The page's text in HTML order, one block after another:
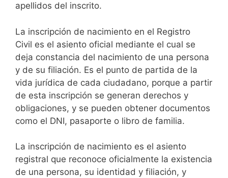
apellidos del inscrito.
La inscripción de nacimiento en el Registro
Civil es el asiento oficial mediante el cual se
deja constancia del nacimiento de una persona
y de su filiación. Es el punto de partida de la
vida jurídica de cada ciudadano, porque a partir
de esta inscripción se generan derechos y
obligaciones, y se pueden obtener documentos
como el DNI, pasaporte o libro de familia.
La inscripción de nacimiento es el asiento
registral que reconoce oficialmente la existencia
de una persona, su identidad y filiación, y